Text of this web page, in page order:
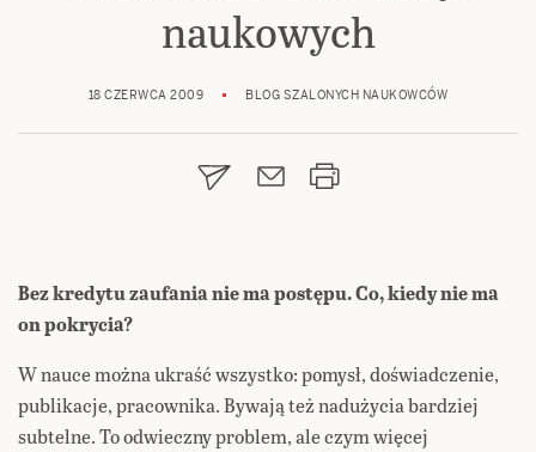
naukowych
18 CZERWCA 2009 BLOG SZALONYCH NAUKOWCÓW
Bez kredytu zaufania nie ma postępu. Co, kiedy nie ma
on pokrycia?
W nauce można ukraść wszystko: pomysł, doświadczenie,
publikacje, pracownika. Bywają też nadużycia bardziej
subtelne. To odwieczny problem, ale czym więcej